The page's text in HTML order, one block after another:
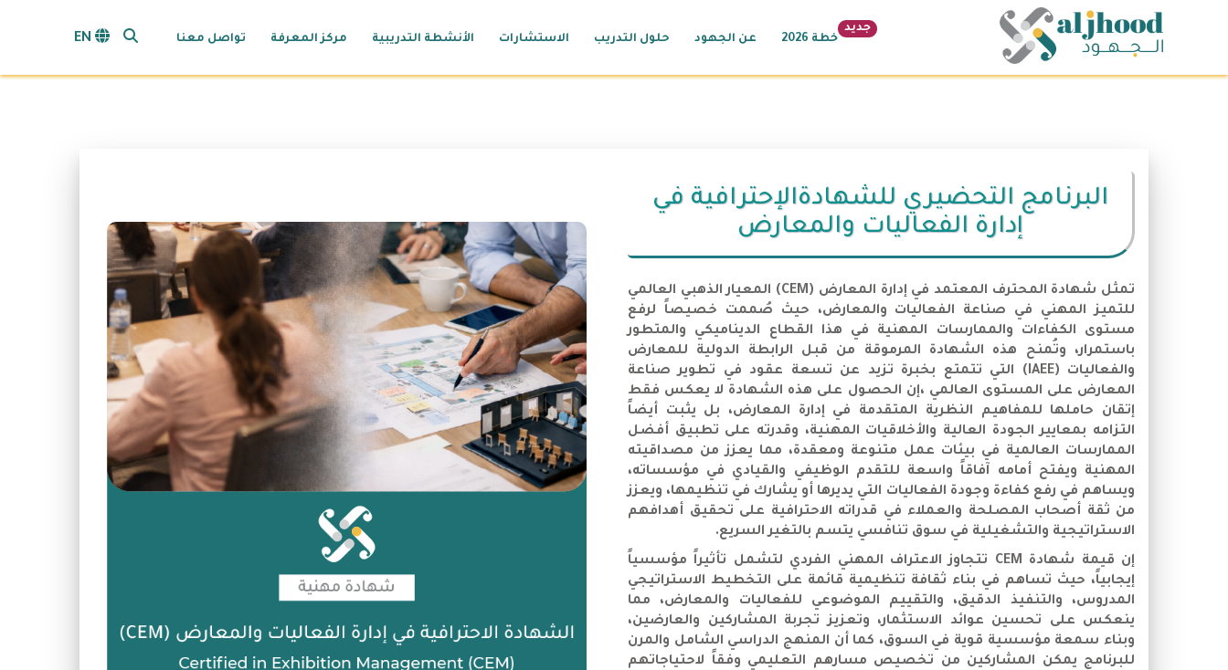
تواصل معنا مركز المعرفة الأنشطة التدريبية الاستشارات حلول التدريب عن الجهود خطة 2026
جديد search opener
البرنامج التحضيري للشهادةالإحترافية في
إدارة الفعاليات والمعارض
تمثل شهادة المحترف المعتمد في إدارة المعارض (CEM) المعيار الذهبي العالمي
للتميز المهني في صناعة الفعاليات والمعارض، حيث صُممت خصيصاً لرفع
مستوى الكفاءات والممارسات المهنية في هذا القطاع الديناميكي والمتطور
باستمرار، وتُمنح هذه الشهادة المرموقة من قبل الرابطة الدولية للمعارض
والفعاليات (IAEE) التي تتمتع بخبرة تزيد عن تسعة عقود في تطوير صناعة
المعارض على المستوى العالمي ،إن الحصول على هذه الشهادة لا يعكس فقط
إتقان حاملها للمفاهيم النظرية المتقدمة في إدارة المعارض، بل يثبت أيضاً
التزامه بمعايير الجودة العالية والأخلاقيات المهنية، وقدرته على تطبيق أفضل
الممارسات العالمية في بيئات عمل متنوعة ومعقدة، مما يعزز من مصداقيته
المهنية ويفتح أمامه آفاقاً واسعة للتقدم الوظيفي والقيادي في مؤسساته،
ويساهم في رفع كفاءة وجودة الفعاليات التي يديرها أو يشارك في تنظيمها، ويعزز
من ثقة أصحاب المصلحة والعملاء في قدراته الاحترافية على تحقيق أهدافهم
الاستراتيجية والتشغيلية في سوق تنافسي يتسم بالتغير السريع.
إن قيمة شهادة CEM تتجاوز الاعتراف المهني الفردي لتشمل تأثيراً مؤسسياً
إيجابياً، حيث تساهم في بناء ثقافة تنظيمية قائمة على التخطيط الاستراتيجي
المدروس، والتنفيذ الدقيق، والتقييم الموضوعي للفعاليات والمعارض، مما
ينعكس على تحسين عوائد الاستثمار، وتعزيز تجربة المشاركين والعارضين،
وبناء سمعة مؤسسية قوية في السوق، كما أن المنهج الدراسي الشامل والمرن
للبرنامج يمكن المشاركين من تخصيص مسارهم التعليمي وفقاً لاحتياجاتهم